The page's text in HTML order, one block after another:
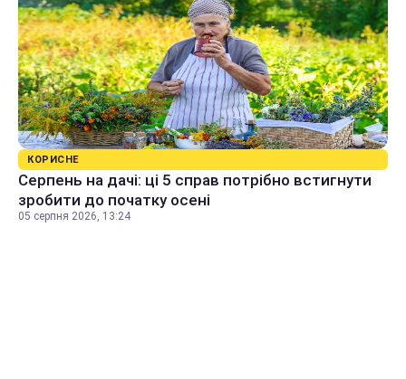
КОРИСНЕ
Серпень на дачі: ці 5 справ потрібно встигнути
зробити до початку осені
05 серпня 2026, 13:24